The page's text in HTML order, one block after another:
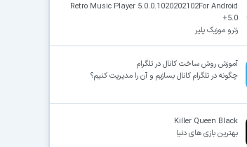
Retro Music Player 5.0.0.1020202102For Android
+5.0
رترو موزیک پلیر
آموزش روش ساخت کانال در تلگرام
چگونه در تلگرام کانال بسازیم و آن را مدیریت کنیم؟
Killer Queen Black
بهترین بازی های دنیا